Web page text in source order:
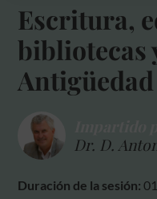
Escritura,
bibliotecas
Antigüedad
Dr. D.
Duración de la sesión: